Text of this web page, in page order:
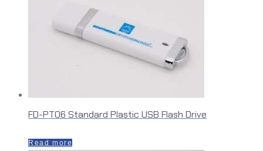
FD-PT06 Standard Plastic USB Flash Drive
Read more